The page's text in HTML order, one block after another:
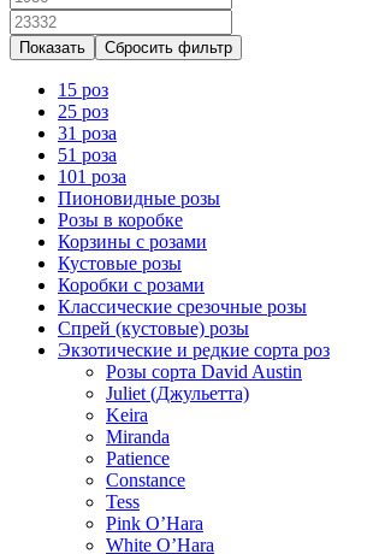
Сбросить фильтр
15 роз
25 роз
31 роза
51 роза
101 роза
Пионовидные розы
Розы в коробке
Корзины с розами
Кустовые розы
Коробки с розами
Классические срезочные розы
Спрей (кустовые) розы
Экзотические и редкие сорта роз
Розы сорта David Austin
Juliet (Джульетта)
Keira
Miranda
Patience
Constance
Tess
Pink O’Hara
White O’Hara